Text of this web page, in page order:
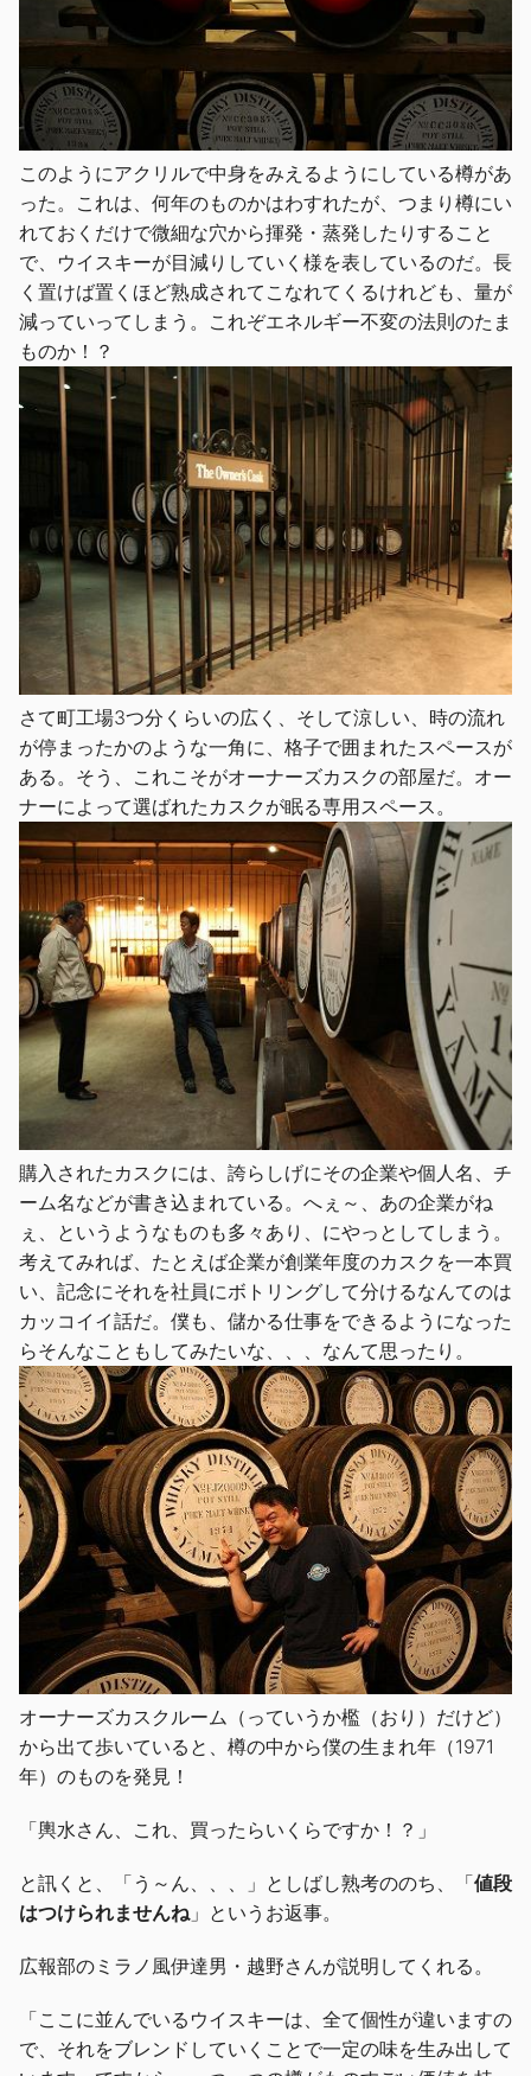
このようにアクリルで中身をみえるようにしている樽があ
った。これは、何年のものかはわすれたが、つまり樽にい
れておくだけで微細な穴から揮発・蒸発したりすること
で、ウイスキーが目減りしていく様を表しているのだ。長
く置けば置くほど熟成されてこなれてくるけれども、量が
減っていってしまう。これぞエネルギー不変の法則のたま
ものか！？
さて町工場3つ分くらいの広く、そして涼しい、時の流れ
が停まったかのような一角に、格子で囲まれたスペースが
ある。そう、これこそがオーナーズカスクの部屋だ。オー
ナーによって選ばれたカスクが眠る専用スペース。
購入されたカスクには、誇らしげにその企業や個人名、チ
ーム名などが書き込まれている。へぇ～、あの企業がね
ぇ、というようなものも多々あり、にやっとしてしまう。
考えてみれば、たとえば企業が創業年度のカスクを一本買
い、記念にそれを社員にボトリングして分けるなんてのは
カッコイイ話だ。僕も、儲かる仕事をできるようになった
らそんなこともしてみたいな、、、なんて思ったり。
オーナーズカスクルーム（っていうか檻（おり）だけど）
から出て歩いていると、樽の中から僕の生まれ年（1971
年）のものを発見！
「輿水さん、これ、買ったらいくらですか！？」
と訊くと、「う～ん、、、」としばし熟考ののち、「値段
はつけられませんね 」というお返事。
広報部のミラノ風伊達男・越野さんが説明してくれる。
「ここに並んでいるウイスキーは、全て個性が違いますの
で、それをブレンドしていくことで一定の味を生み出して